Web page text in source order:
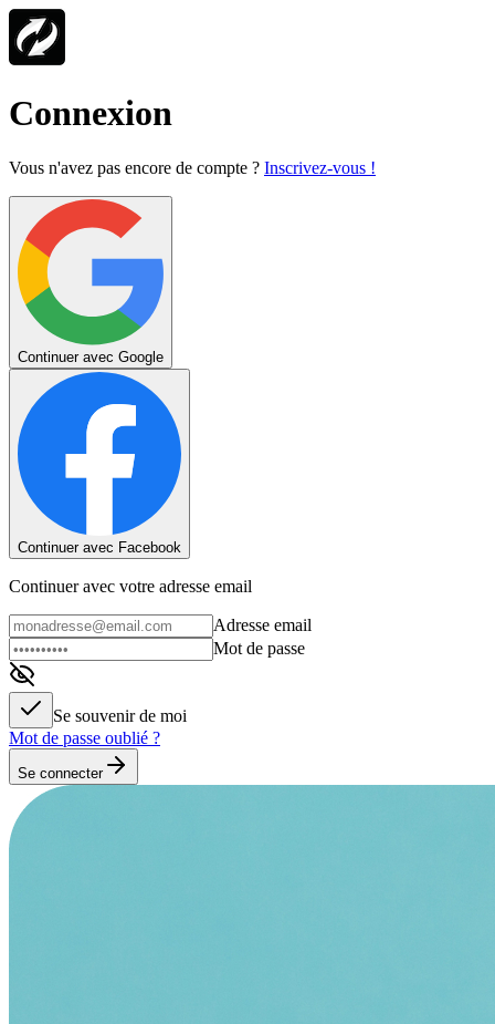
Connexion
Vous n'avez pas encore de compte ? Inscrivez-vous !
Continuer avec Google
Continuer avec Facebook
Continuer avec votre adresse email
Adresse email
Mot de passe
Se souvenir de moi
Mot de passe oublié ?
Se connecter